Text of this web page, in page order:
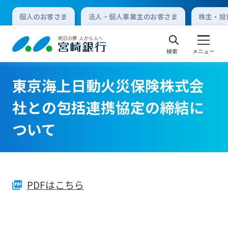
個人のお客さま 法人・個人事業主のお客さま 株主・
検索 メニュー
個人向けインターネットバンキング
東京海上日動火災保険株式会
社との包括連携協定の締結に
ついて
PDFはこちら